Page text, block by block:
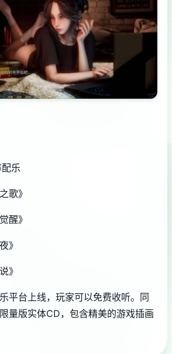
乐
歌》
醒》
》
》
平台上线，玩家可以免费收听。同
量版实体CD，包含精美的游戏插画